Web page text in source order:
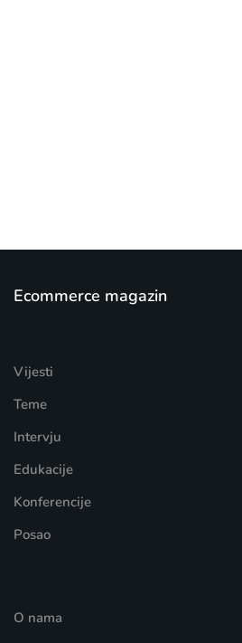
Ecommerce magazin
Vijesti
Teme
Intervju
Edukacije
Konferencije
Posao
O nama